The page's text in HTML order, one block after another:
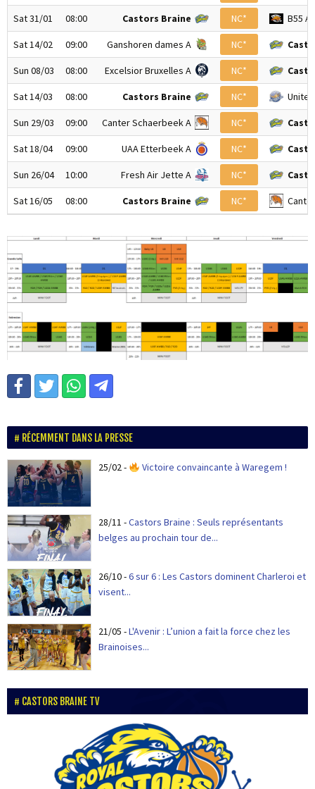
Sat 31/01 08:00 Castors Braine NC* B55
Sat 14/02 09:00 Ganshoren dames A NC*
Sun 08/03 08:00 Excelsior Bruxelles A NC*
Sat 14/03 08:00 Castors Braine NC*
Sun 29/03 09:00 Canter Schaerbeek A NC*
Sat 18/04 09:00 UAA Etterbeek A NC*
Sun 26/04 10:00 Fresh Air Jette A NC*
Sat 16/05 08:00 Castors Braine NC*
RÉCEMMENT DANS LA PRESSE
25/02- Victoire convaincante à Waregem !
28/11 -Castors Braine : Seuls représentants
belges au prochain tour de...
26/10-6 sur 6 : Les Castors dominent Charleroi et
visent...
21/05 -L'Avenir : L’union a fait la force chez les
Brainoises...
CASTORS BRAINE TV